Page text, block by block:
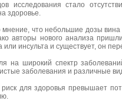
стало
здоровье.
что небольшие дозы вина
авторы нового анализа
инсульта и существует, он
на широкий спектр
заболевания и различные
риск для здоровья превышает